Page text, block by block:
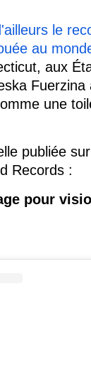
le
au
aux
Fuerzina
une
publiée
Records :
pour